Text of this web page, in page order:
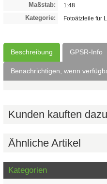
Maßstab: 1:48
Kategorie: Fotoätzteile für
Beschreibung GPSR-Info
Benachrichtigen, wenn
Kunden kauften
Ähnliche Artikel
Kategorien